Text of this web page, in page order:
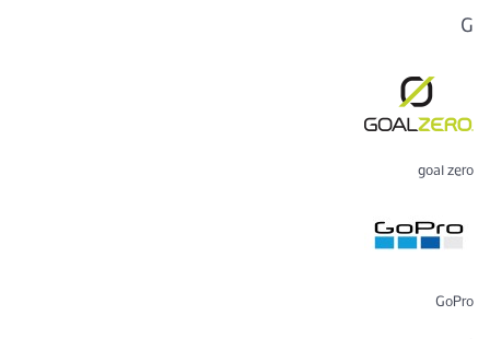
G
goal zero
GoPro